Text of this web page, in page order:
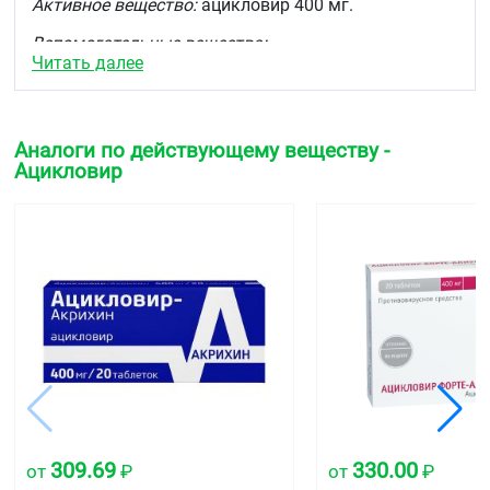
Активное вещество:ацикловир 400 мг.
Вспомогательные вещества:
оболочка таблетки: Opadry Pink OY-24926 (состав:
гипромелоза, титана диоксид, vакрогол, краситель
Эллиптические таблетки, покрытые пленочной
оболочкой, бледно-розового цвета с риской на
одной стороне.
Фармакотерапевтическая группа
Противовирусное средство
S01AD
Читать далее
Аналоги по действующему веществу -
Ацикловир
от 309.69 ₽ от 330.00 ₽